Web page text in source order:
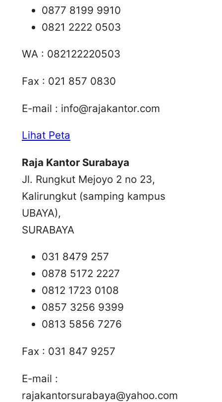
0877 8199 9910
0821 2222 0503
WA : 082122220503
Fax : 021 857 0830
E-mail : info@rajakantor.com
Lihat Peta
Raja Kantor Surabaya
Jl. Rungkut Mejoyo 2 no 23,
Kalirungkut (samping kampus
UBAYA),
SURABAYA
031 8479 257
0878 5172 2227
0812 1723 0108
0857 3256 9399
0813 5856 7276
Fax : 031 847 9257
E-mail :
rajakantorsurabaya@yahoo.com